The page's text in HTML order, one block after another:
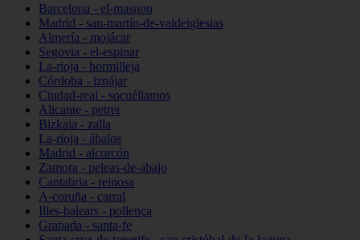
Barcelona - el-masnou
Madrid - san-martín-de-valdeiglesias
Almería - mojácar
Segovia - el-espinar
La-rioja - hormilleja
Córdoba - iznájar
Ciudad-real - socuéllamos
Alicante - petrer
Bizkaia - zalla
La-rioja - ábalos
Madrid - alcorcón
Zamora - peleas-de-abajo
Cantabria - reinosa
A-coruña - carral
Illes-balears - pollença
Granada - santa-fe